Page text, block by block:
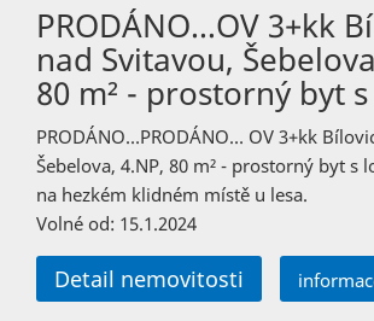
PRODÁNO…OV 3+kk
nad Svitavou,
80 m² - prostorný byt
PRODÁNO…PRODÁNO… OV 3+kk
Šebelova, 4.NP, 80 m² - prostorný byt s
na hezkém klidném místě u lesa.
Volné od: 15.1.2024
Detail nemovitosti